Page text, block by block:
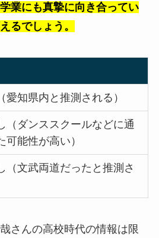
業にも真摯に向き合ってい
るでしょう。
愛知県内と推測される）
（ダンススクールなどに通
可能性が高い）
（文武両道だったと推測さ
さんの高校時代の情報は限